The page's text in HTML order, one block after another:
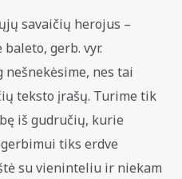
savaičių herojus –
gerb. vyr.
nes tai
teksto įrašų. Turime tik
iš gudručių, kurie
tiks erdve
su vieninteliu ir niekam